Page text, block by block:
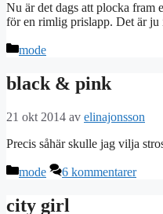
Nu är det dags att plocka fram
för en rimlig prislapp. Det är
Kategorier
mode
black & pink
21 okt 2014 av elinajonsson
Precis såhär skulle jag vilja
Kategorier
mode 6 kommentarer
city girl